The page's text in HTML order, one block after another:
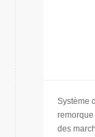
Système
des